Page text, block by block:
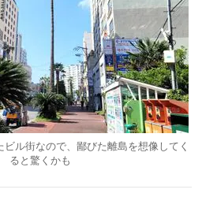
ル街なので、鄙びた離島を想像してく
ると驚くかも